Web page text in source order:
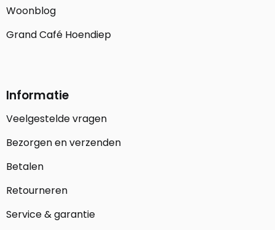
Woonblog
Grand Café Hoendiep
Informatie
Veelgestelde vragen
Bezorgen en verzenden
Betalen
Retourneren
Service & garantie